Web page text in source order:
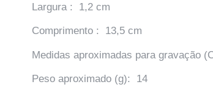
Largura : 1,2 cm
Comprimento : 13,5 cm
Medidas aproximadas para gravação
Peso aproximado (g): 14